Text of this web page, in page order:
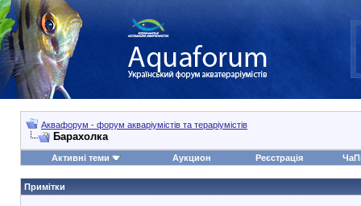
Аквафорум - форум акваріумістів та тераріумістів
Барахолка
Активні теми Аукцион Реєстрація
Примітки